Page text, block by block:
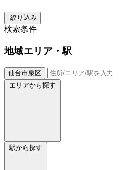
絞り込み
検索条件
地域エリア・駅
仙台市泉区
エリアから探す
駅から探す